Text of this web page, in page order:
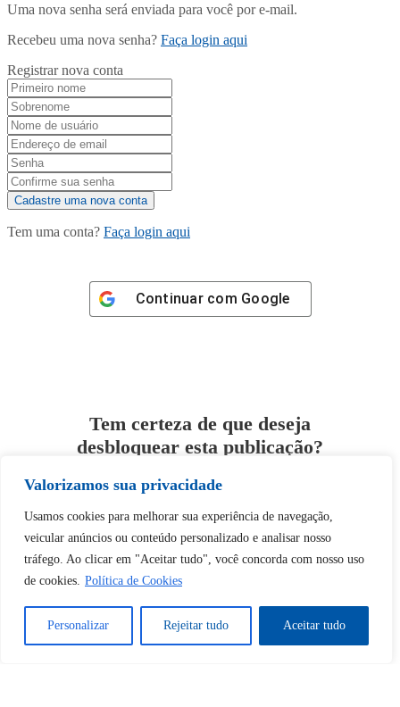
Valorizamos sua privacidade
Usamos cookies para melhorar sua experiência de navegação,
veicular anúncios ou conteúdo personalizado e analisar nosso
tráfego. Ao clicar em "Aceitar tudo", você concorda com nosso uso
de cookies. Política de Cookies
Personalizar Rejeitar tudo Aceitar tudo
Uma nova senha será enviada para você por e-mail.
Recebeu uma nova senha? Faça login aqui
Registrar nova conta
Tem uma conta? Faça login aqui
Continuar com Google
Tem certeza de que deseja
desbloquear esta publicação?
Desbloquear esquerda : 0